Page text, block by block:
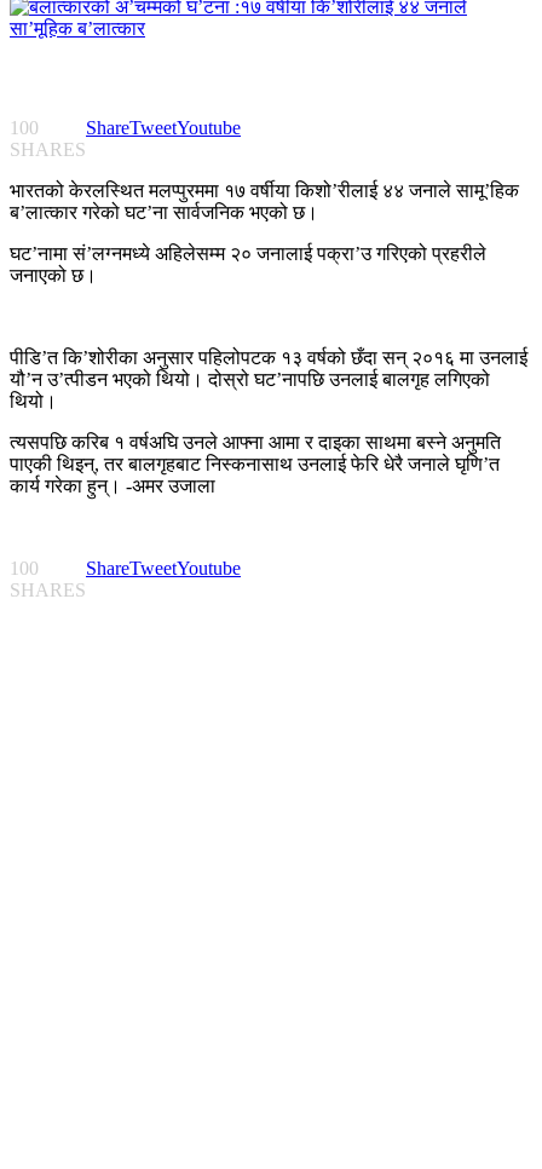
100
SHARES
ShareTweetYoutube
भारतको केरलस्थित मलप्पुरममा १७ वर्षीया किशो’रीलाई ४४ जनाले सामू’हिक
ब’लात्कार गरेको घट’ना सार्वजनिक भएको छ।
घट’नामा सं’लग्नमध्ये अहिलेसम्म २० जनालाई पक्रा’उ गरिएको प्रहरीले
जनाएको छ।
पीडि’त कि’शोरीका अनुसार पहिलोपटक १३ वर्षको छँदा सन् २०१६ मा उनलाई
यौ’न उ’त्पीडन भएको थियो। दोस्रो घट’नापछि उनलाई बालगृह लगिएको
थियो।
त्यसपछि करिब १ वर्षअघि उनले आफ्ना आमा र दाइका साथमा बस्ने अनुमति
पाएकी थिइन्, तर बालगृहबाट निस्कनासाथ उनलाई फेरि धेरै जनाले घृणि’त
कार्य गरेका हुन्। -अमर उजाला
100
SHARES
ShareTweetYoutube